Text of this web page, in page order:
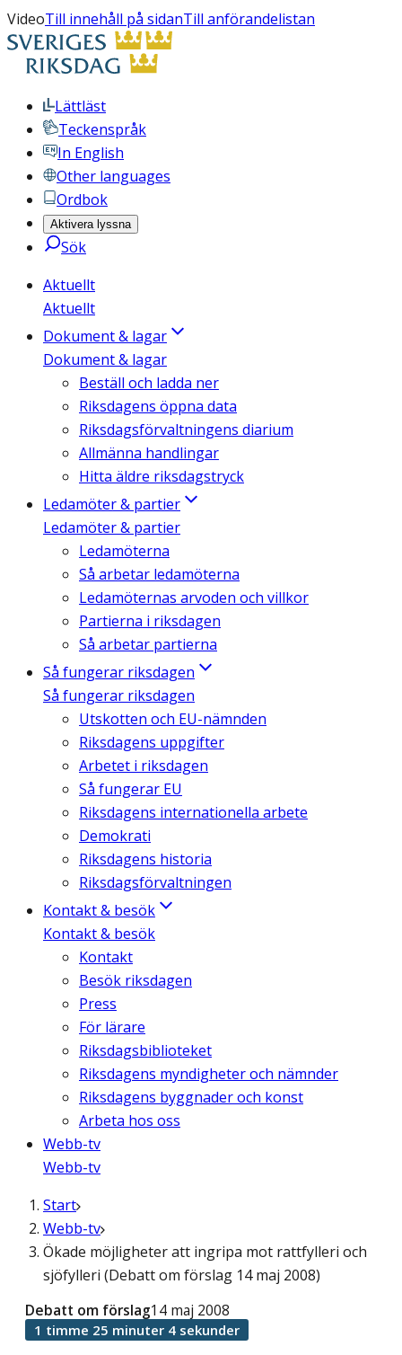
VideoTill innehåll på sidanTill anförandelistan
Lättläst
Teckenspråk
In English
Other languages
Ordbok
Aktivera lyssna
Sök
Aktuellt
Aktuellt
Dokument & lagar
Dokument & lagar
Beställ och ladda ner
Riksdagens öppna data
Riksdagsförvaltningens diarium
Allmänna handlingar
Hitta äldre riksdagstryck
Ledamöter & partier
Ledamöter & partier
Ledamöterna
Så arbetar ledamöterna
Ledamöternas arvoden och villkor
Partierna i riksdagen
Så arbetar partierna
Så fungerar riksdagen
Så fungerar riksdagen
Utskotten och EU-nämnden
Riksdagens uppgifter
Arbetet i riksdagen
Så fungerar EU
Riksdagens internationella arbete
Demokrati
Riksdagens historia
Riksdagsförvaltningen
Kontakt & besök
Kontakt & besök
Kontakt
Besök riksdagen
Press
För lärare
Riksdagsbiblioteket
Riksdagens myndigheter och nämnder
Riksdagens byggnader och konst
Arbeta hos oss
Webb-tv
Webb-tv
Start
Webb-tv
Ökade möjligheter att ingripa mot rattfylleri och
sjöfylleri (Debatt om förslag 14 maj 2008)
Debatt om förslag14 maj 2008
1 timme 25 minuter 4 sekunder